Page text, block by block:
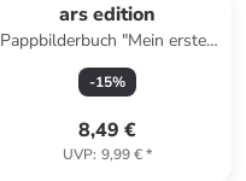
ars edition
Pappbilderbuch "Mein erstes
Pop-it-Buch - Freches
Rentier"
-15%
8,49 €
UVP: 9,99 €*